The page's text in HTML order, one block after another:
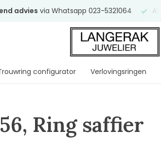
advies via Whatsapp 023-5321064 Al
configurator Verlovingsringen
Ring saffier